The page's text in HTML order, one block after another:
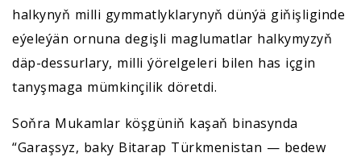
halkynyň milli gymmatlyklarynyň dünýä giňişliginde
eýeleýän ornuna degişli maglumatlar halkymyzyň
däp-dessurlary, milli ýörelgeleri bilen has içgin
tanyşmaga mümkinçilik döretdi.
Soňra Mukamlar köşgüniň kaşaň binasynda
“Garaşsyz, baky Bitarap Türkmenistan — bedew